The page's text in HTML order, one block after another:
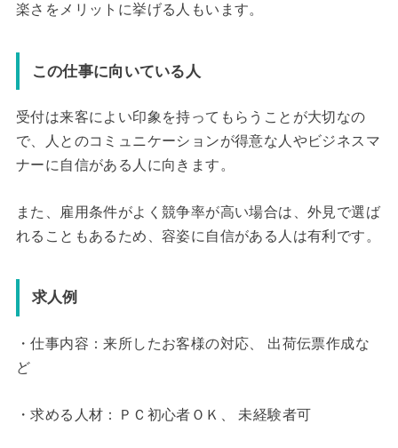
楽さをメリットに挙げる人もいます。
この仕事に向いている人
受付は来客によい印象を持ってもらうことが大切なの
で、人とのコミュニケーションが得意な人やビジネスマ
ナーに自信がある人に向きます。
また、雇用条件がよく競争率が高い場合は、外見で選ば
れることもあるため、容姿に自信がある人は有利です。
求人例
・仕事内容：来所したお客様の対応、 出荷伝票作成な
ど
・求める人材：ＰＣ初心者ＯＫ、 未経験者可